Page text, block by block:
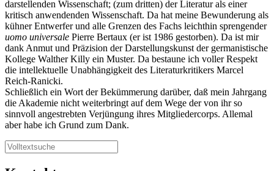
darstellenden Wissenschaft; (zum dritten) der Literatur als einer
kritisch anwendenden Wissenschaft. Da hat meine Bewunderung als
kühner Entwerfer und alle Grenzen des Fachs leichthin sprengender
uomo universale Pierre Bertaux (er ist 1986 gestorben). Da ist mir
dank Anmut und Präzision der Darstellungskunst der germanistische
Kollege Walther Killy ein Muster. Da bestaune ich voller Respekt
die intellektuelle Unabhängigkeit des Literaturkritikers Marcel
Reich-Ranicki.
Schließlich ein Wort der Bekümmerung darüber, daß mein Jahrgang
die Akademie nicht weiterbringt auf dem Wege der von ihr so
sinnvoll angestrebten Verjüngung ihres Mitgliedercorps. Allemal
aber habe ich Grund zum Dank.